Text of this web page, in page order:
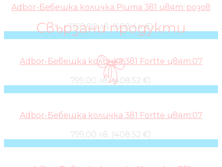
Свързани продукти
Adbor-Бебешка количка Piuma 3в1 цвят: розов
1190,00 лв. (608.44 €)
Adbor-Бебешка количка 3в1 Fortte цвят:07
799,00 лв. (408.52 €)
Adbor-Бебешка количка 3в1 Fortte цвят:07
799,00 лв. (408.52 €)